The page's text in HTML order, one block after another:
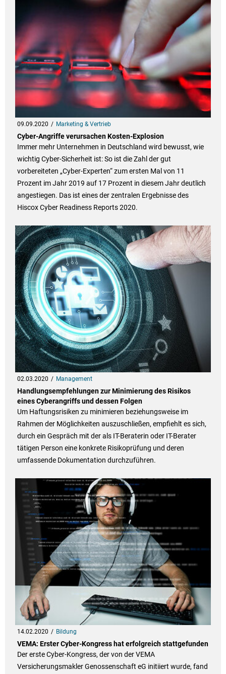
09.09.2020 Marketing & Vertrieb
Cyber-Angriffe verursachen Kosten-Explosion
Immer mehr Unternehmen in Deutschland wird bewusst, wie
wichtig Cyber-Sicherheit ist: So ist die Zahl der gut
vorbereiteten „Cyber-Experten“ zum ersten Mal von 11
Prozent im Jahr 2019 auf 17 Prozent in diesem Jahr deutlich
angestiegen. Das ist eines der zentralen Ergebnisse des
Hiscox Cyber Readiness Reports 2020.
02.03.2020 Management
Handlungsempfehlungen zur Minimierung des Risikos
eines Cyberangriffs und dessen Folgen
Um Haftungsrisiken zu minimieren beziehungsweise im
Rahmen der Möglichkeiten auszuschließen, empfiehlt es sich,
durch ein Gespräch mit der als IT-Beraterin oder IT-Berater
tätigen Person eine konkrete Risikoprüfung und deren
umfassende Dokumentation durchzuführen.
14.02.2020 Bildung
VEMA: Erster Cyber-Kongress hat erfolgreich stattgefunden
Der erste Cyber-Kongress, der von der VEMA
Versicherungsmakler Genossenschaft eG initiiert wurde, fand